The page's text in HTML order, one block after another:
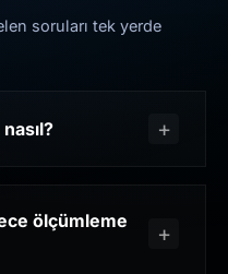
soruları tek yerde
ölçümleme